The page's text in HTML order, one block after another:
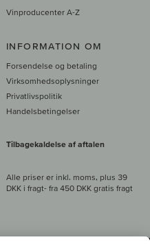
Vinproducenter A-Z
INFORMATION OM
Forsendelse og betaling
Virksomhedsoplysninger
Privatlivspolitik
Handelsbetingelser
Tilbagekaldelse af aftalen
Alle priser er inkl. moms, plus 39
DKK i fragt- fra 450 DKK gratis fragt